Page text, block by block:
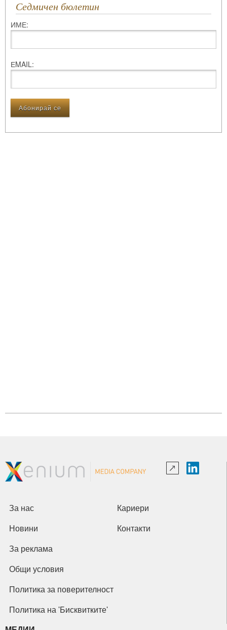
Седмичен бюлетин
ИМЕ:
ЕMAIL:
За нас Кариери
Новини Контакти
За реклама
Общи условия
Политика за поверителност
Политика на 'Бисквитките'